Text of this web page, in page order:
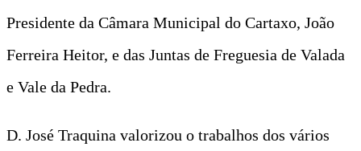
Presidente da Câmara Municipal do Cartaxo, João
Ferreira Heitor, e das Juntas de Freguesia de Valada
e Vale da Pedra.
D. José Traquina valorizou o trabalhos dos vários